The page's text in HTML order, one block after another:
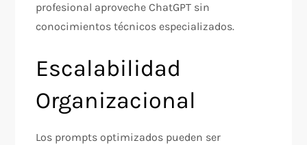
profesional aproveche ChatGPT sin
conocimientos técnicos especializados.​
Escalabilidad
Organizacional
Los prompts optimizados pueden ser